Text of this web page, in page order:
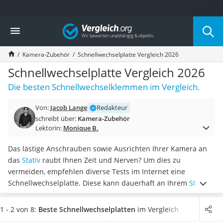
Die beliebtesten Vergleiche nach Kategorie
Elektronik
Powerstation
Monitor 32 Zoll 4K
Fernseher
Drucker
Desktop-PC
Diascanner
Laser-Multifunktionsdrucker
Powerstation mit Solarpanel
Gaming-PC
Soundbar
17-Zoll-Laptop
Satellitenschüssel
Gaming-Headset
Vergleich
Kamera-Zubehör Schnellwechselplatte Vergleich 2026
Schnellwechselplatte Vergleich 2026
Die besten Schnellwechselklemmen im Vergleich.
Von: Jacob Lange
Redakteur
schreibt über: Kamera-Zubehör
Lektorin: Monique B.
Das lästige Anschrauben sowie Ausrichten Ihrer Kamera an
das Stativ raubt Ihnen Zeit und Nerven? Um dies zu
vermeiden, empfehlen diverse Tests im Internet eine
Schnellwechselplatte. Diese kann dauerhaft an Ihrem Stativ
verbleiben und Siebefestigen Ihre Kamera einfach und
mühelos per Schnellverschluss. Wählen Sie jetzt aus unserer
1 - 2 von 8: Beste Schnellwechselplatten im Vergleich